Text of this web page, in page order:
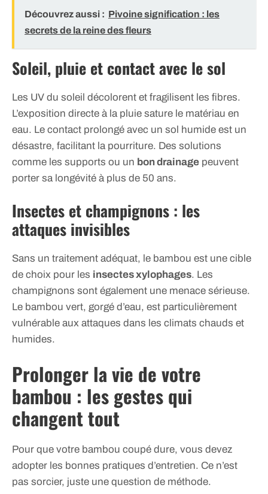
Découvrez aussi : Pivoine signification : les
secrets de la reine des fleurs
Soleil, pluie et contact avec le sol
Les UV du soleil décolorent et fragilisent les fibres.
L’exposition directe à la pluie sature le matériau en
eau. Le contact prolongé avec un sol humide est un
désastre, facilitant la pourriture. Des solutions
comme les supports ou un bon drainage peuvent
porter sa longévité à plus de 50 ans.
Insectes et champignons : les
attaques invisibles
Sans un traitement adéquat, le bambou est une cible
de choix pour les insectes xylophages. Les
champignons sont également une menace sérieuse.
Le bambou vert, gorgé d’eau, est particulièrement
vulnérable aux attaques dans les climats chauds et
humides.
Prolonger la vie de votre
bambou : les gestes qui
changent tout
Pour que votre bambou coupé dure, vous devez
adopter les bonnes pratiques d’entretien. Ce n’est
pas sorcier, juste une question de méthode.